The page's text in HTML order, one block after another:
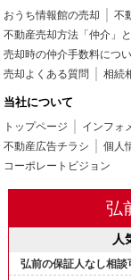
おうち情報館の売却
不
不動産売却方法「仲介」
売却時の仲介手数料につ
売却よくある質問
相続
当社について
トップページ インフォ
不動産広告チラシ
個人
コーポレートビジョン
弘
人
弘前の保証人なし相談